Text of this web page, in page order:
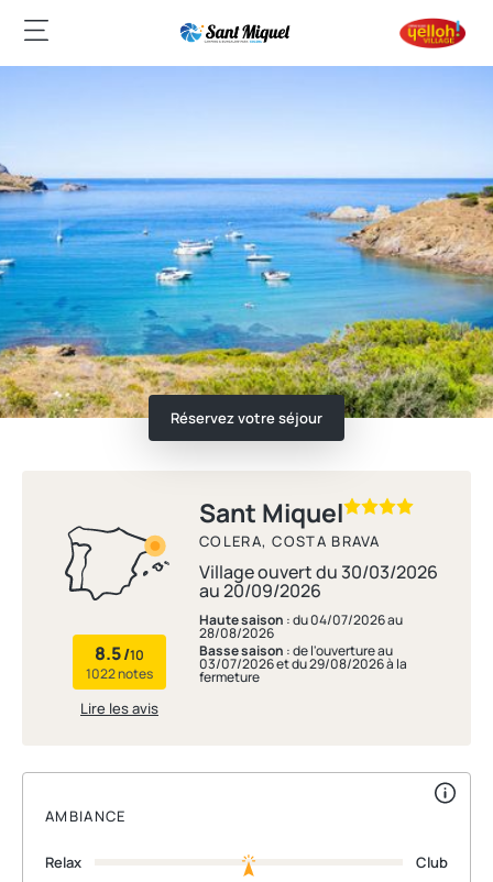
Réservez votre séjour
8.5/10
1022 notes
Lire les avis
Sant Miquel
COLERA, COSTA BRAVA
Village ouvert du 30/03/2026
au 20/09/2026
Haute saison : du 04/07/2026 au
28/08/2026
Basse saison : de l'ouverture au
03/07/2026 et du 29/08/2026 à la
fermeture
AMBIANCE
Relax Club